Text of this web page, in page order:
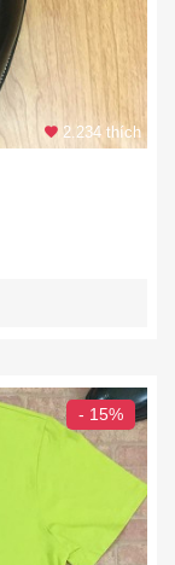
2.234 thích
- 15%